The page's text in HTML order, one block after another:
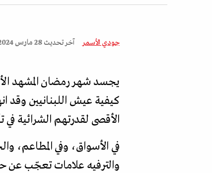
جودي الأسمر آخر تحديث 28 مارس 2024
كيفية عيش اللبنانيين وقد
الأقصى لقدرتهم الشرائية
في الأسواق، وفي المطاعم،
والترفيه علامات تعجّب عن